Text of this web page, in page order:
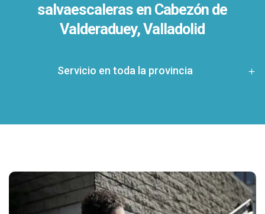
salvaescaleras en Cabezón de
Valderaduey, Valladolid
Servicio en toda la provincia